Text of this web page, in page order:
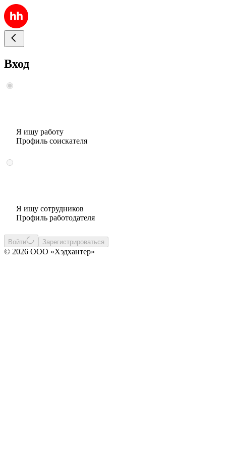
Вход
Я ищу работу
Профиль соискателя
Я ищу сотрудников
Профиль работодателя
Войти Зарегистрироваться
© 2026 ООО «Хэдхантер»